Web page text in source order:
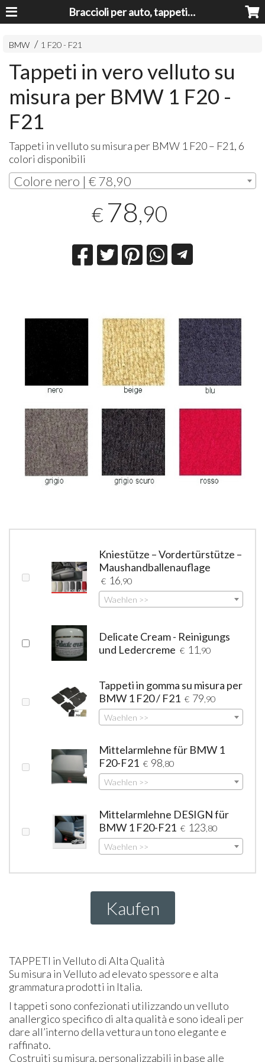
Braccioli per auto, tappeti auto, accessori auto MADE IN ITALY - Armrests, Mittelarmlehnen, Accoundoirs
BMW 1 F20 - F21
Tappeti in vero velluto su
misura per BMW 1 F20 -
F21
Tappeti in velluto su misura per BMW 1 F20 – F21, 6
colori disponibili
Colore nero | € 78,90
€ 78,90
Kniestütze – Vordertürstütze –
Maushandballenauflage
€ 16 ,90
Waehlen >>
Delicate Cream - Reinigungs
und Ledercreme € 11 ,90
Tappeti in gomma su misura per
BMW 1 F20 / F21 € 79 ,90
Waehlen >>
Mittelarmlehne für BMW 1
F20-F21 € 98 ,80
Waehlen >>
Mittelarmlehne DESIGN für
BMW 1 F20-F21 € 123 ,80
Waehlen >>
Kaufen
TAPPETI in Velluto di Alta Qualità
Su misura in Velluto ad elevato spessore e alta
grammatura prodotti in Italia.
I tappeti sono confezionati utilizzando un velluto
anallergico specifico di alta qualità e sono ideali per
dare all’interno della vettura un tono elegante e
raffinato.
Costruiti su misura, personalizzabili in base alle